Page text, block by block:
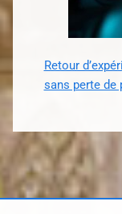
Retour
sans perte de